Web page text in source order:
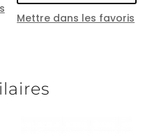
Mettre dans les favoris